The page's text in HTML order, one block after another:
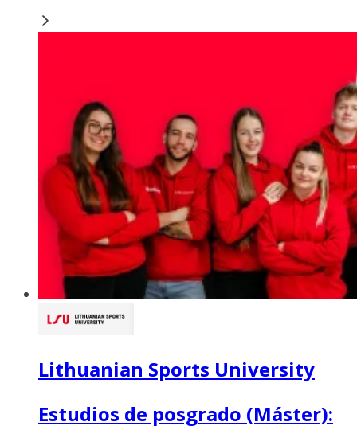
Lithuanian Sports University
Estudios de posgrado (Máster):